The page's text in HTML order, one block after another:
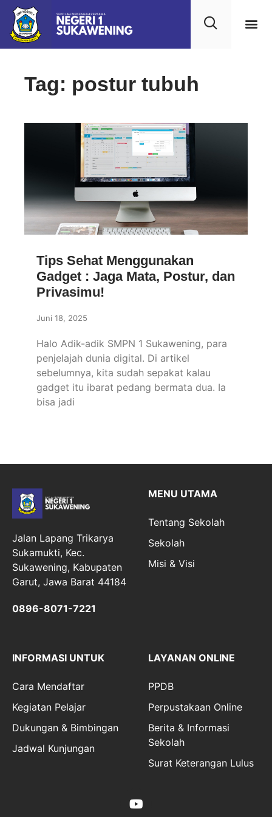
Tag: postur tubuh
Tips Sehat Menggunakan
Gadget : Jaga Mata, Postur, dan
Privasimu!
Juni 18, 2025
Halo Adik-adik SMPN 1 Sukawening, para
penjelajah dunia digital. Di artikel
sebelumnya, kita sudah sepakat kalau
gadget itu ibarat pedang bermata dua. Ia
bisa jadi
Jalan Lapang Trikarya
Sukamukti, Kec.
Sukawening, Kabupaten
Garut, Jawa Barat 44184
0896-8071-7221
MENU UTAMA
Tentang Sekolah
Sekolah
Misi & Visi
INFORMASI UNTUK
Cara Mendaftar
Kegiatan Pelajar
Dukungan & Bimbingan
Jadwal Kunjungan
LAYANAN ONLINE
PPDB
Perpustakaan Online
Berita & Informasi
Sekolah
Surat Keterangan Lulus